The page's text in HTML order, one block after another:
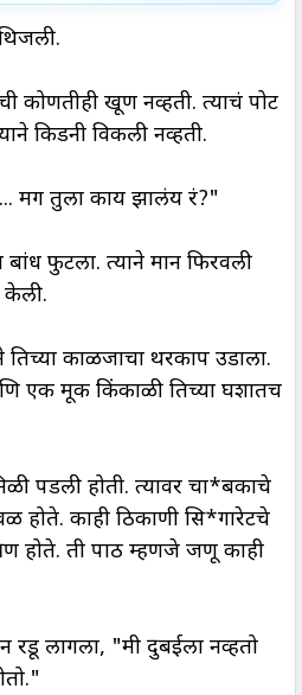
कोणतीही खूण नव्हती. त्याचं पोट
किडनी विकली नव्हती.
मग तुला काय झालंय रं?"
बांध फुटला. त्याने मान फिरवली
काळजाचा थरकाप उडाला.
एक मूक किंकाळी तिच्या घशातच
पडली होती. त्यावर चा*बकाचे
काही ठिकाणी सि*गारेटचे
होते. ती पाठ म्हणजे जणू काही
लागला, "मी दुबईला नव्हतो